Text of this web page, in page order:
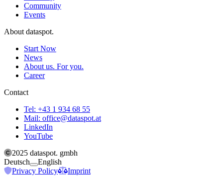
Community
Events
About dataspot.
Start Now
News
About us. For you.
Career
Contact
Tel: +43 1 934 68 55
Mail: office@dataspot.at
LinkedIn
YouTube
2025 dataspot. gmbh
Deutsch
English
Privacy Policy
Imprint